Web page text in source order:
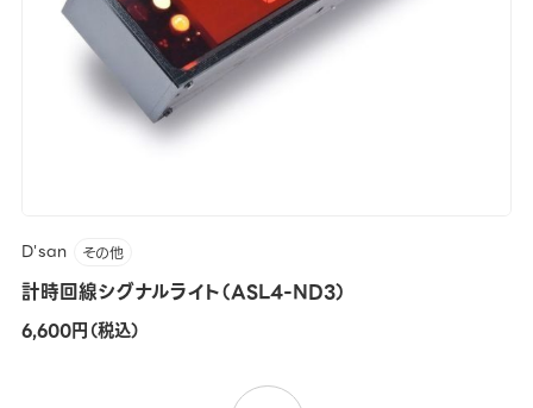
D'san その他
計時回線シグナルライト（ASL4-ND3）
6,600円（税込）